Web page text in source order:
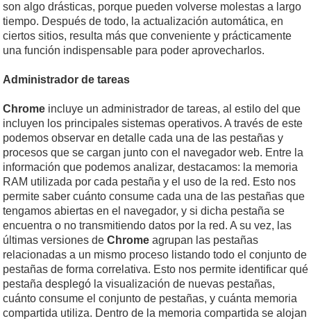
son algo drásticas, porque pueden volverse molestas a largo
tiempo. Después de todo, la actualización automática, en
ciertos sitios, resulta más que conveniente y prácticamente
una función indispensable para poder aprovecharlos.
Administrador de tareas
Chrome incluye un administrador de tareas, al estilo del que
incluyen los principales sistemas operativos. A través de este
podemos observar en detalle cada una de las pestañas y
procesos que se cargan junto con el navegador web. Entre la
información que podemos analizar, destacamos: la memoria
RAM utilizada por cada pestaña y el uso de la red. Esto nos
permite saber cuánto consume cada una de las pestañas que
tengamos abiertas en el navegador, y si dicha pestaña se
encuentra o no transmitiendo datos por la red. A su vez, las
últimas versiones de Chrome agrupan las pestañas
relacionadas a un mismo proceso listando todo el conjunto de
pestañas de forma correlativa. Esto nos permite identificar qué
pestaña desplegó la visualización de nuevas pestañas,
cuánto consume el conjunto de pestañas, y cuánta memoria
compartida utiliza. Dentro de la memoria compartida se alojan